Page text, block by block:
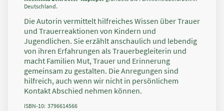
Deutschland.
Die Autorin vermittelt hilfreiches Wissen über Trauer
und Trauerreaktionen von Kindern und
Jugendlichen. Sie erzählt anschaulich und lebendig
von ihren Erfahrungen als Trauerbegleiterin und
macht Familien Mut, Trauer und Erinnerung
gemeinsam zu gestalten. Die Anregungen sind
hilfreich, auch wenn wir nicht in persönlichem
Kontakt Abschied nehmen können.
ISBN-10: 3796614566